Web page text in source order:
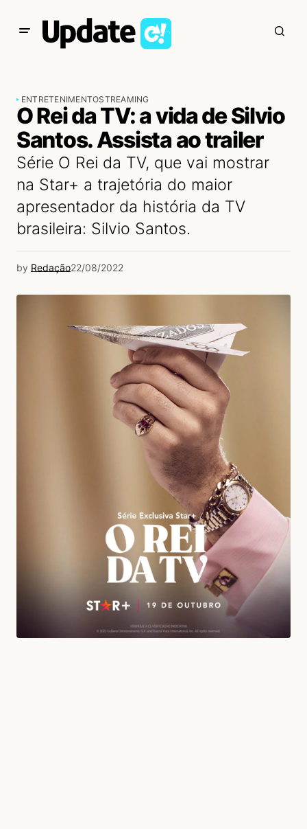
ENTRETENIMENTOSTREAMING
O Rei da TV: a vida de Silvio
Santos. Assista ao trailer
Série O Rei da TV, que vai mostrar
na Star+ a trajetória do maior
apresentador da história da TV
brasileira: Silvio Santos.
by Redação22/08/2022